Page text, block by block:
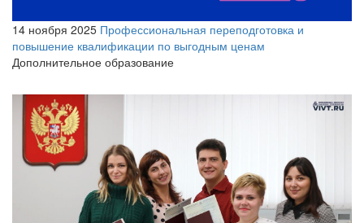
14 ноября 2025 Профессиональная переподготовка и
повышение квалификации по выгодным ценам
Дополнительное образование